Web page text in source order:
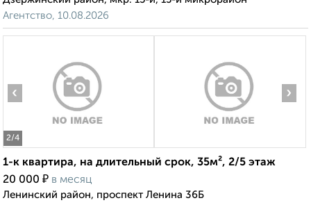
Агентство, 10.08.2026
2/4
‹ ›
1-к квартира, на длительный срок, 35м², 2/5 этаж
20 000 ₽ в месяц
Ленинский район, проспект Ленина 36Б